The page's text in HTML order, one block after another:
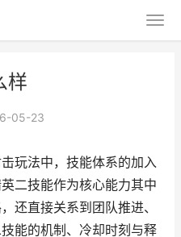
样
05-23
玩法中，技能体系的加入
二技能作为核心能力其中
还直接关系到团队推进、
能的机制、冷却时刻与释